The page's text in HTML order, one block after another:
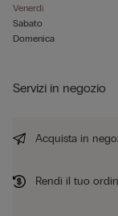
Venerdì
Sabato
Domenica
Servizi in negozio
Acquista in
Rendi il tuo